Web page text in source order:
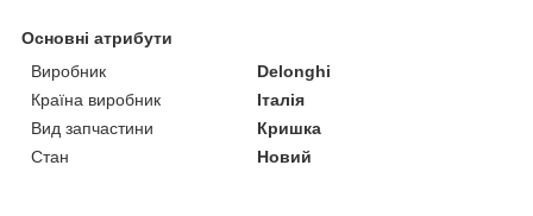
Основні атрибути
Виробник
Delonghi
Країна виробник
Італія
Вид запчастини
Кришка
Стан
Новий